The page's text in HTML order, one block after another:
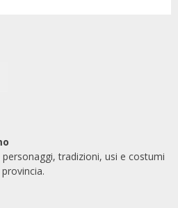
tradizioni, usi e costumi